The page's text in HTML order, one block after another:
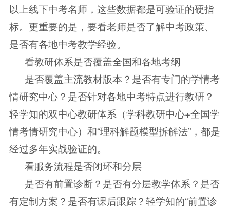
以上线下中考名师，这些数据都是可验证的硬指
标。更重要的是，要看老师是否了解中考政策、
是否有各地中考教学经验。
看教研体系是否覆盖全国和各地考纲
是否覆盖主流教材版本？是否有专门的学情考
情研究中心？是否针对各地中考特点进行教研？
轻学知的双中心教研体系（学科教研中心+全国学
情考情研究中心）和“理科解题模型拆解法”，都是
经过多年实战验证的。
看服务流程是否闭环和分层
是否有前置诊断？是否有分层教学体系？是否
有定制方案？是否有课后跟踪？轻学知的“前置诊